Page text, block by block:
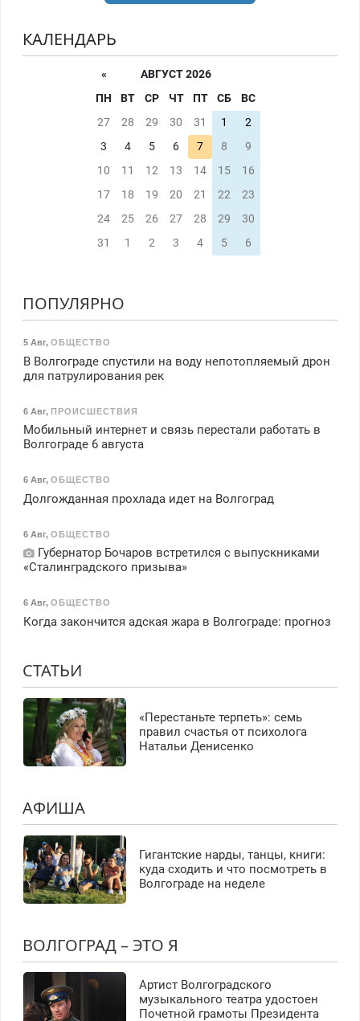
КАЛЕНДАРЬ
«
АВГУСТ 2026
ПН
ВТ СР ЧТ ПТ СБ
ВС
27
28 29 30 31 1
2
3
4 5 6 7 8
9
10
11 12 13 14 15
16
17
18 19 20 21 22
23
24
25 26 27 28 29
30
31
1 2 3 4 5 6
ПОПУЛЯРНО
5 Авг, ОБЩЕСТВО
В Волгограде спустили на воду непотопляемый дрон
для патрулирования рек
6 Авг, ПРОИСШЕСТВИЯ
Мобильный интернет и связь перестали работать в
Волгограде 6 августа
6 Авг, ОБЩЕСТВО
Долгожданная прохлада идет на Волгоград
6 Авг, ОБЩЕСТВО
Губернатор Бочаров встретился с выпускниками
«Сталинградского призыва»
6 Авг, ОБЩЕСТВО
Когда закончится адская жара в Волгограде: прогноз
СТАТЬИ
«Перестаньте терпеть»: семь
правил счастья от психолога
Натальи Денисенко
АФИША
Гигантские нарды, танцы, книги:
куда сходить и что посмотреть в
Волгограде на неделе
ВОЛГОГРАД – ЭТО Я
Артист Волгоградского
музыкального театра удостоен
Почетной грамоты Президента